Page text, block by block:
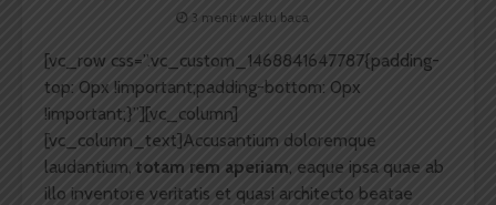
3 menit waktu baca
[vc_row css=”.vc_custom_1468841647787{padding-
top: 0px !important;padding-bottom: 0px
!important;}”][vc_column]
[vc_column_text]Accusantium doloremque
laudantium, totam rem aperiam, eaque ipsa quae ab
illo inventore veritatis et quasi architecto beatae